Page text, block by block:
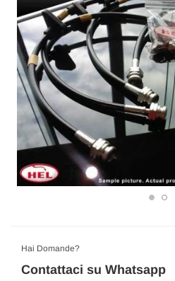
Hai Domande?
Contattaci su Whatsapp